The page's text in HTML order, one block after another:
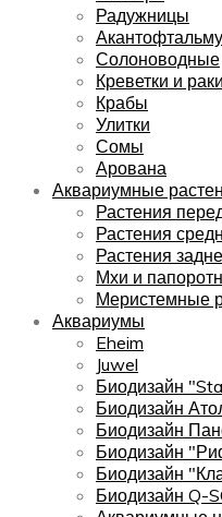
Радужницы
Солоноводные
Креветки и раки
Крабы
Улитки
Сомы
Арована
Аквариумные
Растения
Растения
Растения
Мхи и
Меристемные
Аквариумы
Eheim
Juwel
Биодизайн
Биодизайн
Биодизайн
Биодизайн
Биодизайн
Биодизайн Q-